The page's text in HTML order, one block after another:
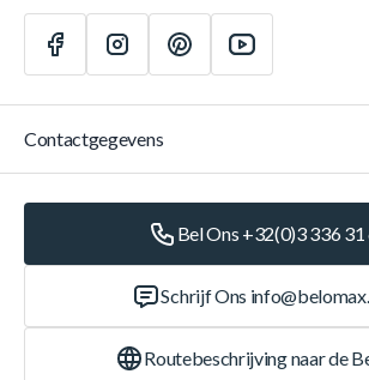
Contactgegevens
Bel Ons +32(0)3 336 31
Schrijf Ons
Routebeschrijving naar de